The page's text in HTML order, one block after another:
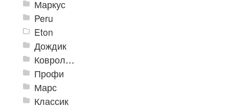
Маркус
Peru
Eton
Дождик
Ковролиновые дорожки «Rekord»
Профи
Марс
Классик